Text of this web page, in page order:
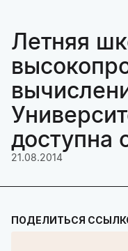
Летняя
доступна
21.08.2014
ПОДЕЛИТЬСЯ